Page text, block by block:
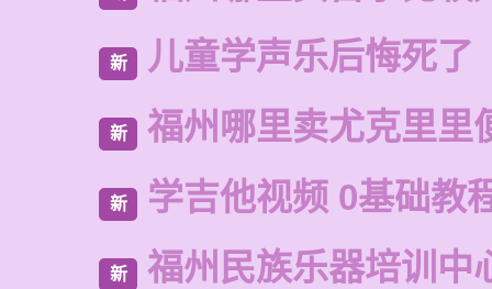
新 儿童学声乐后悔死了
新 福州哪里卖尤克里里
新 学吉他视频 0基础教
新 福州民族乐器培训中